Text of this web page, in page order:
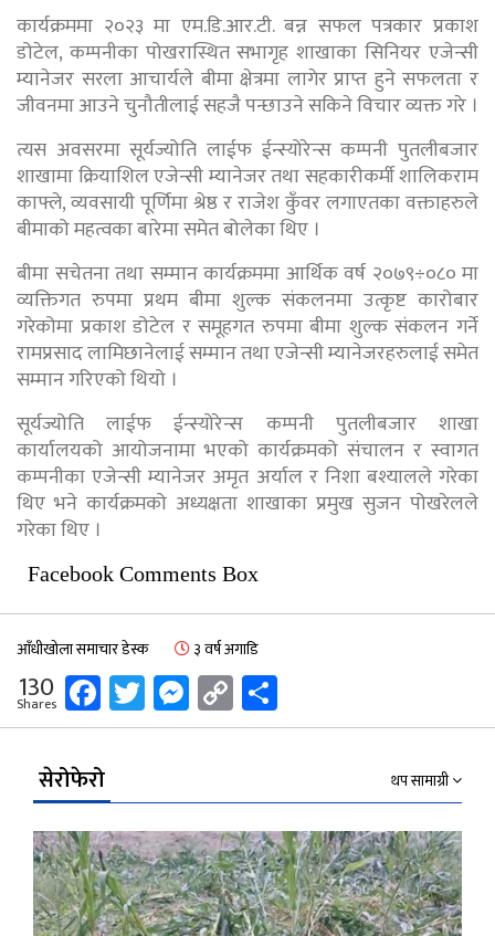
कार्यक्रममा २०२३ मा एम.डि.आर.टी. बन्न सफल पत्रकार प्रकाश
डोटेल, कम्पनीका पोखरास्थित सभागृह शाखाका सिनियर एजेन्सी
म्यानेजर सरला आचार्यले बीमा क्षेत्रमा लागेर प्राप्त हुने सफलता र
जीवनमा आउने चुनौतीलाई सहजै पन्छाउने सकिने विचार व्यक्त गरे ।
त्यस अवसरमा सूर्यज्योति लाईफ ईन्स्योरेन्स कम्पनी पुतलीबजार
शाखामा क्रियाशिल एजेन्सी म्यानेजर तथा सहकारीकर्मी शालिकराम
काफ्ले, व्यवसायी पूर्णिमा श्रेष्ठ र राजेश कुँवर लगाएतका वक्ताहरुले
बीमाको महत्वका बारेमा समेत बोलेका थिए ।
बीमा सचेतना तथा सम्मान कार्यक्रममा आर्थिक वर्ष २०७९÷०८० मा
व्यक्तिगत रुपमा प्रथम बीमा शुल्क संकलनमा उत्कृष्ट कारोबार
गरेकोमा प्रकाश डोटेल र समूहगत रुपमा बीमा शुल्क संकलन गर्ने
रामप्रसाद लामिछानेलाई सम्मान तथा एजेन्सी म्यानेजरहरुलाई समेत
सम्मान गरिएको थियो ।
सूर्यज्योति लाईफ ईन्स्योरेन्स कम्पनी पुतलीबजार शाखा
कार्यालयको आयोजनामा भएको कार्यक्रमको संचालन र स्वागत
कम्पनीका एजेन्सी म्यानेजर अमृत अर्याल र निशा बश्यालले गरेका
थिए भने कार्यक्रमको अध्यक्षता शाखाका प्रमुख सुजन पोखरेलले
गरेका थिए ।
Facebook Comments Box
आँधीखोला समाचार डेस्क ३ वर्ष अगाडि
130
Shares Facebook
Twitter
Messenger
Copy
Link
सेरोफेरो थप सामाग्री